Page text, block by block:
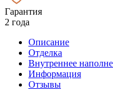
Гарантия
2 года
Описание
Отделка
Внутреннее
Информация
Отзывы